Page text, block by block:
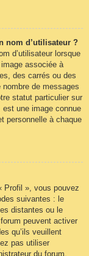
nom d’utilisateur ?
d’utilisateur lorsque
associée à
des carrés ou des
de messages
statut particulier sur
est une image connue
personnelle à chaque
Profil », vous pouvez
suivantes : le
distantes ou le
peuvent activer
qu’ils veuillent
pas utiliser
du forum.